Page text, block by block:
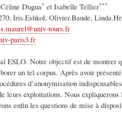
Dugua* et Isabelle Tellier***
Iris.Eshkol, Olivier.Baude,
tours.fr
paris3.fr
Notre objectif est de montrer
un tel corpus. Après avoir
d’anonymisation
leurs exploitations. Nous
enfin les questions de mise à